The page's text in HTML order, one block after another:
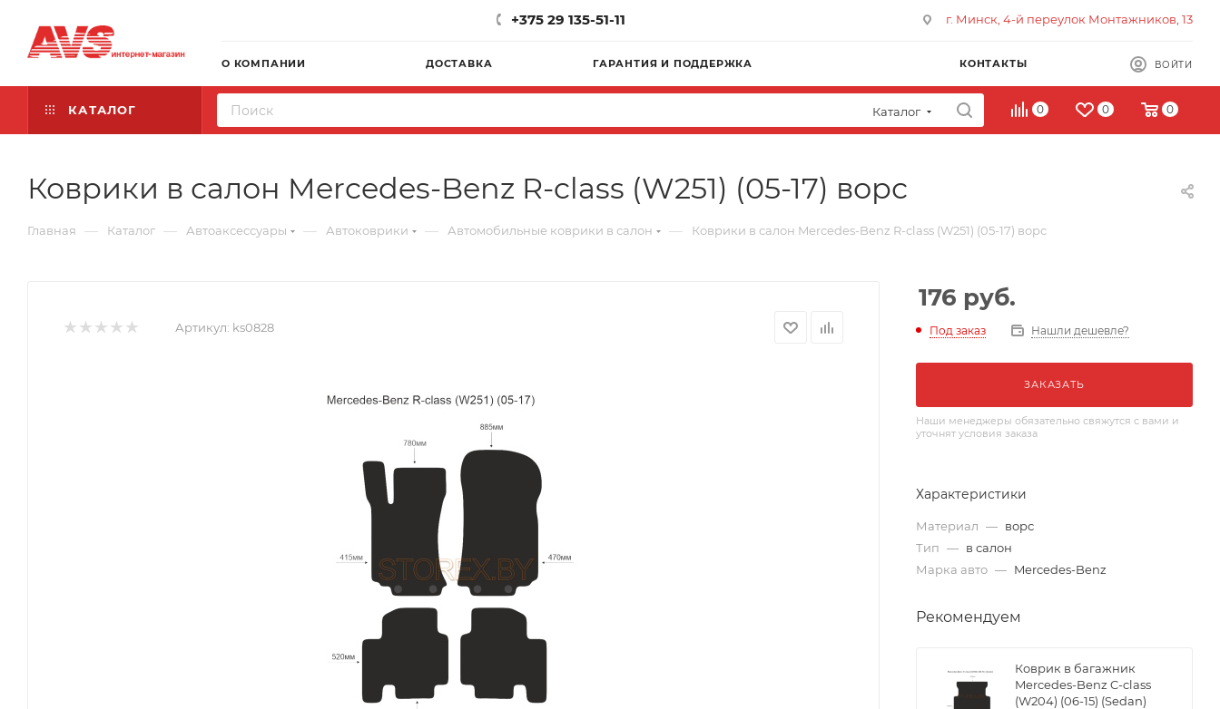
+375 29 135-51-11 г. Минск, 4-й переулок Монтажников, 13
О КОМПАНИИ ДОСТАВКА ГАРАНТИЯ И ПОДДЕРЖКА КОНТАКТЫ ВОЙТИ
КАТАЛОГ Каталог 0 0 0
Коврики в салон Mercedes-Benz R-class (W251) (05-17) ворс
Главная — Каталог — Автоаксессуары — Автоковрики — Автомобильные коврики в салон — Коврики в салон Mercedes-Benz R-class (W251) (05-17) ворс
Артикул: ks0828
176 руб.
Под заказ Нашли дешевле?
ЗАКАЗАТЬ
Наши менеджеры обязательно свяжутся с вами и
уточнят условия заказа
Характеристики
Материал — ворс
Тип — в салон
Марка авто — Mercedes-Benz
Рекомендуем
Коврик в багажник
Mercedes-Benz C-class
(W204) (06-15) (Sedan)